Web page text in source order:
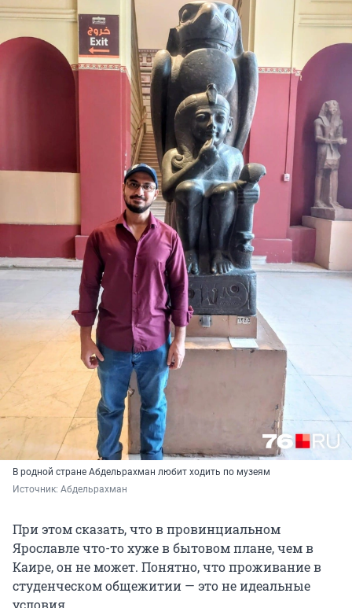
В родной стране Абдельрахман любит ходить по музеям
Источник: Абдельрахман
При этом сказать, что в провинциальном
Ярославле что-то хуже в бытовом плане, чем в
Каире, он не может. Понятно, что проживание в
студенческом общежитии — это не идеальные
условия.